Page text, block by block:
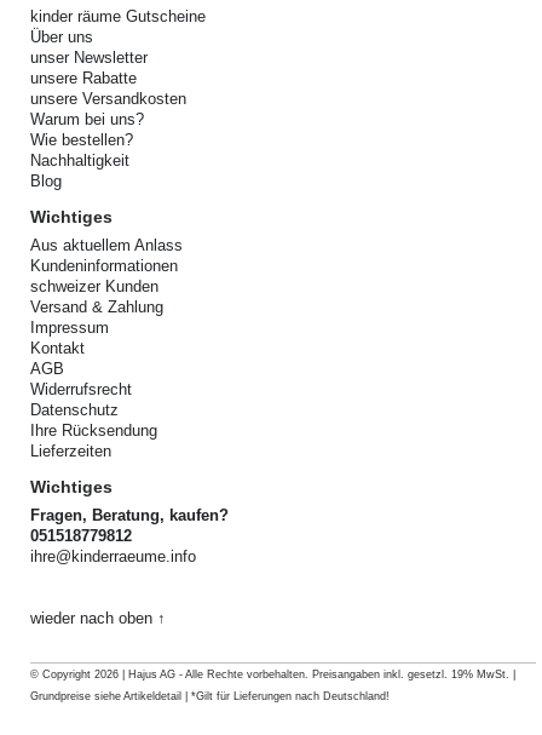
kinder räume Gutscheine
Über uns
unser Newsletter
unsere Rabatte
unsere Versandkosten
Warum bei uns?
Wie bestellen?
Nachhaltigkeit
Blog
Wichtiges
Aus aktuellem Anlass
Kundeninformationen
schweizer Kunden
Versand & Zahlung
Impressum
Kontakt
AGB
Widerrufsrecht
Datenschutz
Ihre Rücksendung
Lieferzeiten
Wichtiges
Fragen, Beratung, kaufen?
051518779812
ihre@kinderraeume.info
wieder nach oben ↑
© Copyright 2026 | Hajus AG - Alle Rechte vorbehalten. Preisangaben inkl. gesetzl. 19% MwSt. |
Grundpreise siehe Artikeldetail | *Gilt für Lieferungen nach Deutschland!